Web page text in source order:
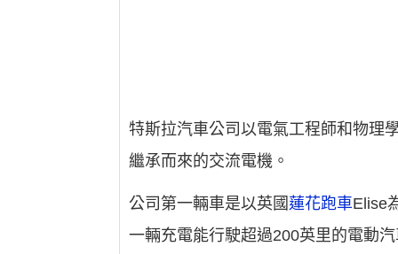
特斯拉汽車公司以電氣工程師和物理
繼承而來的交流電機。
公司第一輛車是以英國 蓮花跑車Elise
一輛充電能行駛超過200英里的電動